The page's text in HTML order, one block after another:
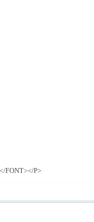
FONT></P>